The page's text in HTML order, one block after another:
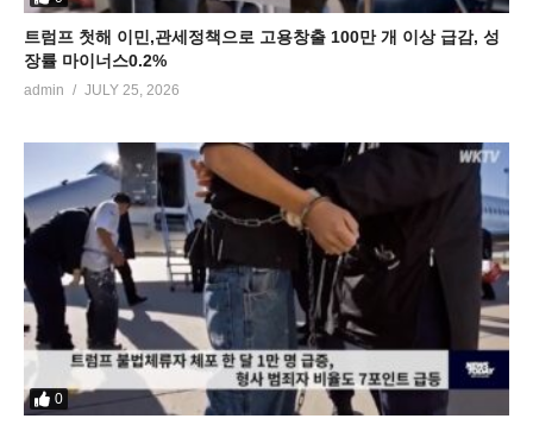
트럼프 첫해 이민,관세정책으로 고용창출 100만 개 이상 급감, 성
장률 마이너스0.2%
admin JULY 25, 2026
0